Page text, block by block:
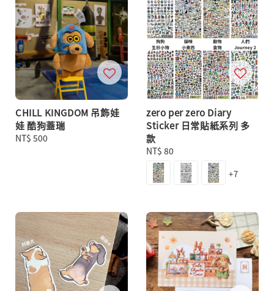
CHILL KINGDOM 吊飾娃
娃 酷狗蓋瑞
Regular
NT$ 500
zero per zero Diary
Sticker 日常貼紙系列 多
款
Regular
price
NT$ 80
+7